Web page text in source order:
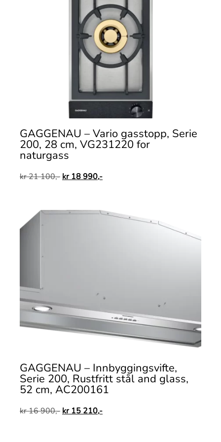
GAGGENAU – Vario gasstopp, Serie
200, 28 cm, VG231220 for
naturgass
kr21 100,- kr18 990,-
GAGGENAU – Innbyggingsvifte,
Serie 200, Rustfritt stål and glass,
52 cm, AC200161
kr16 900,- kr15 210,-